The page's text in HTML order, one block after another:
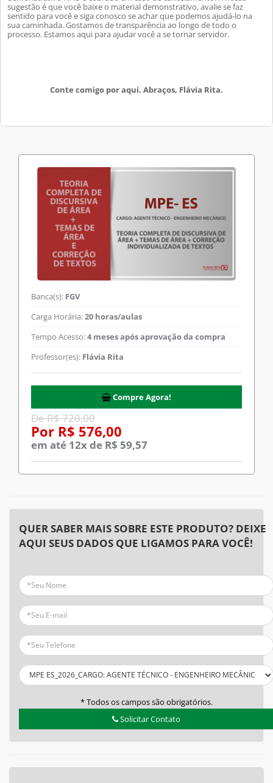
sugestão é que você baixe o material demonstrativo, avalie se faz
sentido para você e siga conosco se achar que podemos ajudá-lo na
sua caminhada. Gostamos de transparência ao longo de todo o
processo. Estamos aqui para ajudar você a se tornar servidor.
Conte comigo por aqui. Abraços, Flávia Rita.
Banca(s): FGV
Carga Horária:20 horas/aulas
Tempo Acesso:4 meses após aprovação da compra
Professor(es): Flávia Rita
Compre Agora!
De R$ 720,00
Por R$ 576,00
em até 12x de R$ 59,57
QUER SABER MAIS SOBRE ESTE PRODUTO? DEIXE
AQUI SEUS DADOS QUE LIGAMOS PARA VOCÊ!
* Todos os campos são obrigatórios.
Solicitar Contato